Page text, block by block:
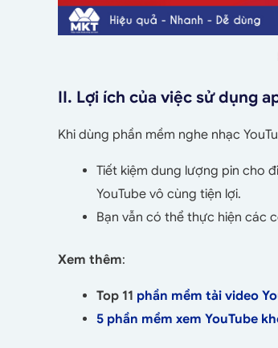
II. Lợi ích của việc sử dụng
Khi dùng phần mềm nghe nhạc
Tiết kiệm dung lượng pin cho
YouTube vô cùng tiện lợi.
Bạn vẫn có thể thực hiện các
Xem thêm:
Top 11 phần mềm tải video
5 phần mềm xem YouTube